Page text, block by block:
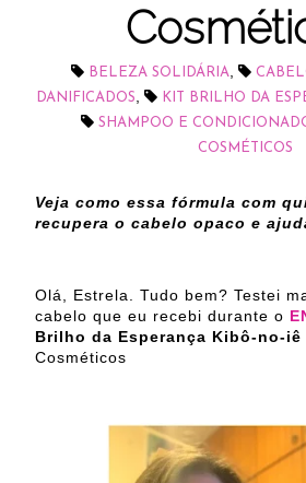
BELEZA SOLIDÁRIA,
DANIFICADOS, KIT BRILHO DA
SHAMPOO E
COSMÉTICOS
Veja como essa fórmula com
recupera o cabelo opaco e
Olá, Estrela. Tudo bem? Testei
cabelo que eu recebi durante o
Brilho da Esperança Kibô-no-iê
Cosméticos